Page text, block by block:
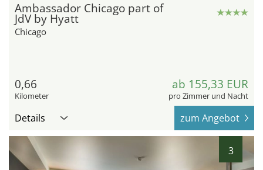
Ambassador Chicago part of
JdV by Hyatt
Chicago
0,66
Kilometer
ab 155,33 EUR
pro Zimmer und Nacht
Details zum Angebot
3